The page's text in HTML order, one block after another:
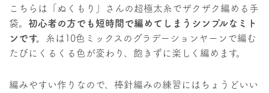
こちらは「ぬくもり」さんの超極太糸でザクザク編める手
袋。 初心者の方でも短時間で編めてしまうシンプルなミト
ンです。
糸は10色ミックスのグラデーションヤーンで編む
たびにくるくる色が変わり、飽きずに楽しく編めます。
編みやすい作りなので、棒針編みの練習にはちょうどいい